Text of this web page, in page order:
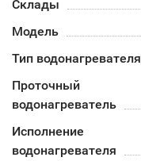
Склады
Модель
Тип водонагревателя
Проточный
водонагреватель
Исполнение
водонагревателя